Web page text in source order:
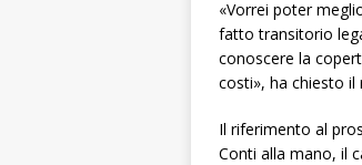
«Vorrei poter
fatto transitorio
conoscere la
costi», ha chiesto il
Il riferimento al
Conti alla mano, il